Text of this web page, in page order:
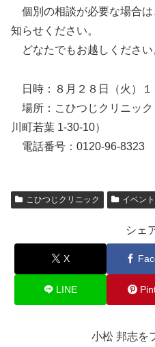
個別の相談が必要な場合は
知らせください。
どなたでもお越しください
日時：８月２８日（火）
場所：こひつじクリニッ
川町若葉 1-30-10）
電話番号：0120-96-8323
こひつじクリニック イベン
シェ
X
LINE
小松 邦志を